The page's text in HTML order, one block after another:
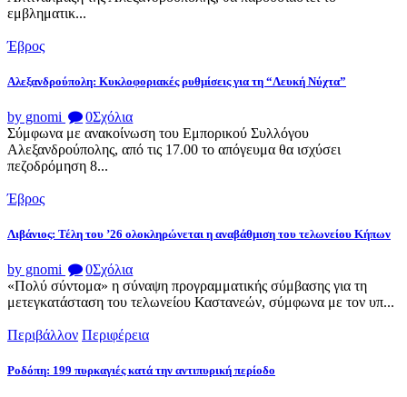
εμβληματικ...
Έβρος
Αλεξανδρούπολη: Κυκλοφοριακές ρυθμίσεις για τη “Λευκή Νύχτα”
by gnomi 0Σχόλια
Σύμφωνα με ανακοίνωση του Εμπορικού Συλλόγου
Αλεξανδρούπολης, από τις 17.00 το απόγευμα θα ισχύσει
πεζοδρόμηση 8...
Έβρος
Λιβάνιος: Τέλη του ’26 ολοκληρώνεται η αναβάθμιση του τελωνείου Κήπων
by gnomi 0Σχόλια
«Πολύ σύντομα» η σύναψη προγραμματικής σύμβασης για τη
μετεγκατάσταση του τελωνείου Καστανεών, σύμφωνα με τον υπ...
Περιβάλλον Περιφέρεια
Ροδόπη: 199 πυρκαγιές κατά την αντιπυρική περίοδο